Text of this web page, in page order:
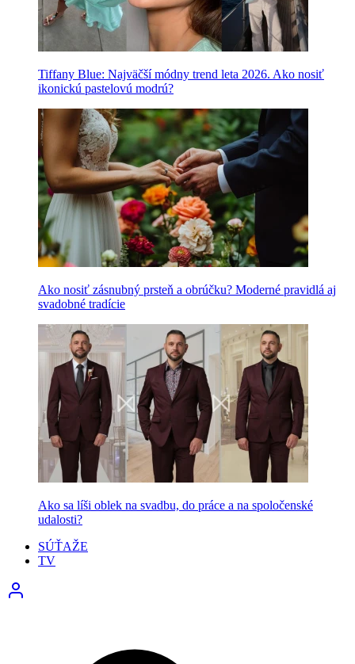
Tiffany Blue: Najväčší módny trend leta 2026. Ako nosiť
ikonickú pastelovú modrú?
Ako nosiť zásnubný prsteň a obrúčku? Moderné pravidlá aj
svadobné tradície
Ako sa líši oblek na svadbu, do práce a na spoločenské
udalosti?
SÚŤAŽE
TV